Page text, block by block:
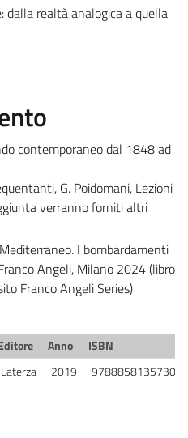
dalla realtà analogica a quella
contemporaneo dal 1848 ad
G. Poidomani, Lezioni
verranno forniti altri
I bombardamenti
Angeli, Milano 2024 (libro
Franco Angeli Series)
Anno
ISBN
Laterza 2019 9788858135730